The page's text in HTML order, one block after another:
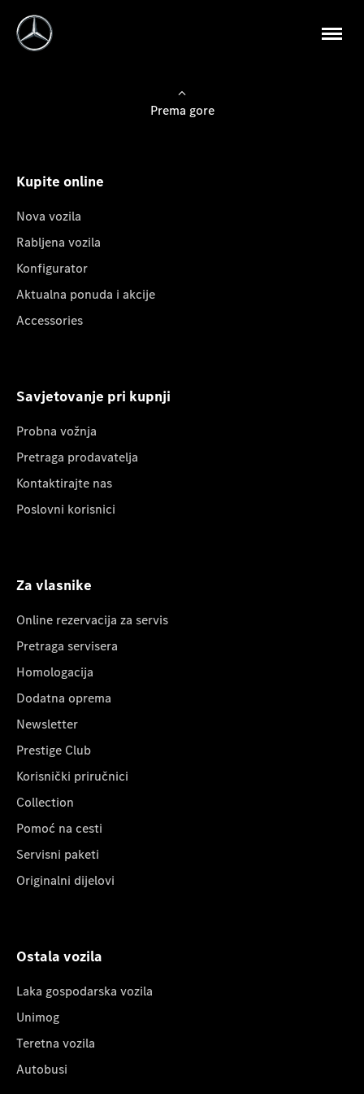
Prema gore
Kupite online
Nova vozila
Rabljena vozila
Konfigurator
Aktualna ponuda i akcije
Accessories
Savjetovanje pri kupnji
Probna vožnja
Pretraga prodavatelja
Kontaktirajte nas
Poslovni korisnici
Za vlasnike
Online rezervacija za servis
Pretraga servisera
Homologacija
Dodatna oprema
Newsletter
Prestige Club
Korisnički priručnici
Collection
Pomoć na cesti
Servisni paketi
Originalni dijelovi
Ostala vozila
Laka gospodarska vozila
Unimog
Teretna vozila
Autobusi